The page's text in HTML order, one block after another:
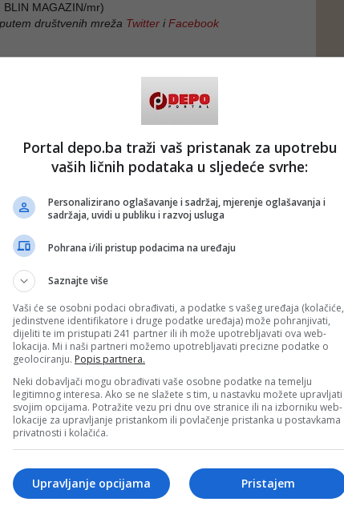
BLIN MAGAZIN/mr)
društvenih mreža Twitter iFacebook
Portal depo.ba traži vaš pristanak za upotrebu
vaših ličnih podataka u sljedeće svrhe:
Personalizirano oglašavanje i sadržaj, mjerenje oglašavanja i
sadržaja, uvidi u publiku i razvoj usluga
Pohrana i/ili pristup podacima na uređaju
Saznajte više
Vaši će se osobni podaci obrađivati, a podatke s vašeg uređaja (kolačiće,
jedinstvene identifikatore i druge podatke uređaja) može pohranjivati,
dijeliti te im pristupati 241 partner ili ih može upotrebljavati ova web-
lokacija. Mi i naši partneri možemo upotrebljavati precizne podatke o
geolociranju. Popis partnera.
Neki dobavljači mogu obrađivati vaše osobne podatke na temelju
legitimnog interesa. Ako se ne slažete s tim, u nastavku možete upravljati
svojim opcijama. Potražite vezu pri dnu ove stranice ili na izborniku web-
lokacije za upravljanje pristankom ili povlačenje pristanka u postavkama
privatnosti i kolačića.
Pristajem
Upravljanje opcijama